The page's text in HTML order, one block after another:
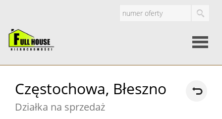
Częstochowa, Błeszno
Działka na sprzedaż